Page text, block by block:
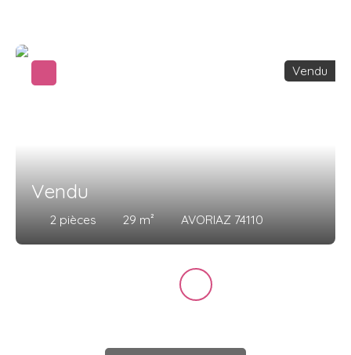
Vendu
2 pièces 29 m² AVORIAZ 74110
Vendu